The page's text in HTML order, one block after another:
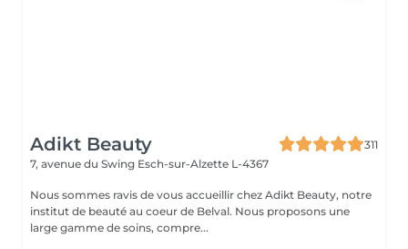
Adikt Beauty
311
7, avenue du Swing Esch-sur-Alzette L-4367
Nous sommes ravis de vous accueillir chez Adikt Beauty, notre
institut de beauté au coeur de Belval. Nous proposons une
large gamme de soins, compre...